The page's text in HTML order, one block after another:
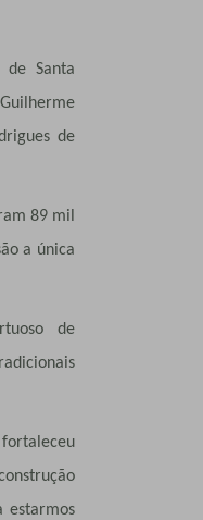
de Santa
de
89 mil
a única
de
estarmos